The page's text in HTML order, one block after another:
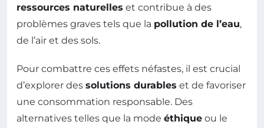
ressources naturelles et contribue à des
problèmes graves tels que la pollution de l’eau,
de l’air et des sols.
Pour combattre ces effets néfastes, il est crucial
d’explorer des solutions durables et de favoriser
une consommation responsable. Des
alternatives telles que la mode éthique ou le